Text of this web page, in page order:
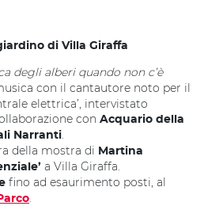
di Villa Giraffa
degli alberi quando non c’è
con il cantautore noto per il
elettrica’, intervistato
con Acquario della
Narranti.
della mostra di Martina
a Villa Giraffa.
fino ad esaurimento posti, al
.